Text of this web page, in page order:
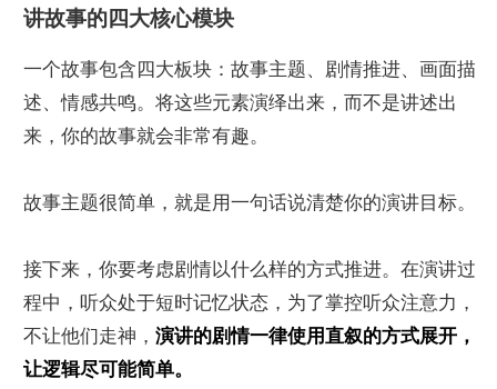
讲故事的四大核心模块
一个故事包含四大板块：故事主题、剧情推进、画面描
述、情感共鸣。将这些元素演绎出来，而不是讲述出
来，你的故事就会非常有趣。
故事主题很简单，就是用一句话说清楚你的演讲目标。
接下来，你要考虑剧情以什么样的方式推进。在演讲过
程中，听众处于短时记忆状态，为了掌控听众注意力，
不让他们走神， 演讲的剧情一律使用直叙的方式展开，
让逻辑尽可能简单。